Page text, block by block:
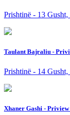
Prishtinë - 13 Gusht,
Taulant Bajraliu -
Prishtinë - 14 Gusht,
Xhaner Gashi -